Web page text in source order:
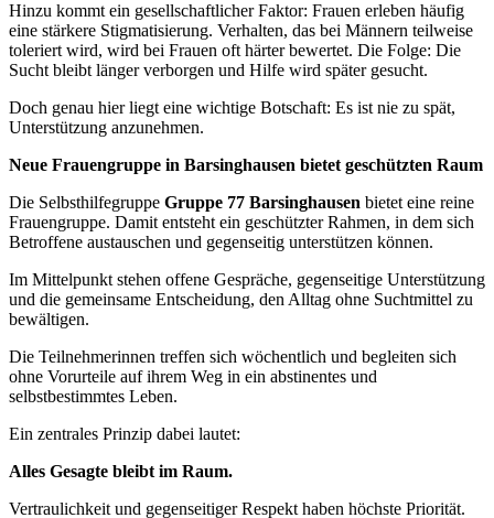
Hinzu kommt ein gesellschaftlicher Faktor: Frauen erleben häufig
eine stärkere Stigmatisierung. Verhalten, das bei Männern teilweise
toleriert wird, wird bei Frauen oft härter bewertet. Die Folge: Die
Sucht bleibt länger verborgen und Hilfe wird später gesucht.
Doch genau hier liegt eine wichtige Botschaft: Es ist nie zu spät,
Unterstützung anzunehmen.
Neue Frauengruppe in Barsinghausen bietet geschützten Raum
Die Selbsthilfegruppe Gruppe 77 Barsinghausen bietet eine reine
Frauengruppe. Damit entsteht ein geschützter Rahmen, in dem sich
Betroffene austauschen und gegenseitig unterstützen können.
Im Mittelpunkt stehen offene Gespräche, gegenseitige Unterstützung
und die gemeinsame Entscheidung, den Alltag ohne Suchtmittel zu
bewältigen.
Die Teilnehmerinnen treffen sich wöchentlich und begleiten sich
ohne Vorurteile auf ihrem Weg in ein abstinentes und
selbstbestimmtes Leben.
Ein zentrales Prinzip dabei lautet:
Alles Gesagte bleibt im Raum.
Vertraulichkeit und gegenseitiger Respekt haben höchste Priorität.